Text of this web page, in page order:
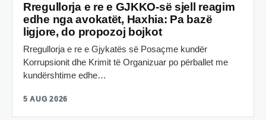
Rregullorja e re e GJKKO-së sjell reagim
edhe nga avokatët, Haxhia: Pa bazë
ligjore, do propozoj bojkot
Rregullorja e re e Gjykatës së Posaçme kundër
Korrupsionit dhe Krimit të Organizuar po përballet me
kundërshtime edhe…
5 AUG 2026